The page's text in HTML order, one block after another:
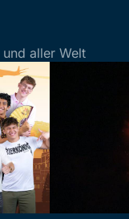
aller Welt